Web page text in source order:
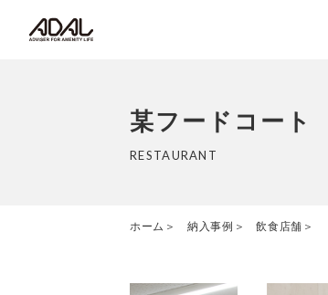
某フードコート
RESTAURANT
ホーム 納入事例 飲食店舗